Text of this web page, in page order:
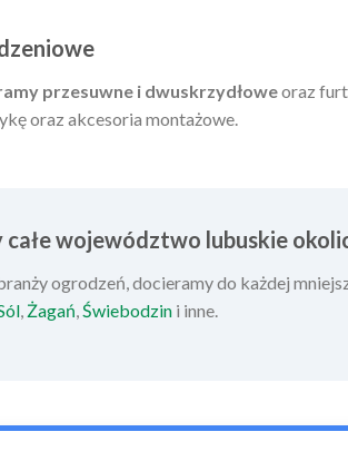
przesuwne i dwuskrzydłoweoraz
oraz akcesoria montażowe.
całe województwo lubuskie
ogrodzeń, docieramy do każdej
, Żagań,Świebodzin i inne.